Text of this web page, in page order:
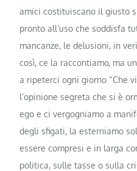
amici costituiscano il giusto
pronto all’uso che soddisfa
mancanze, le delusioni, in
così, ce la raccontiamo, ma
a ripeterci ogni giorno “Che
l’opinione segreta che si è
ego e ci vergogniamo a
degli sfigati, la esterniamo
essere compresi e in larga
politica, sulle tasse o sulla